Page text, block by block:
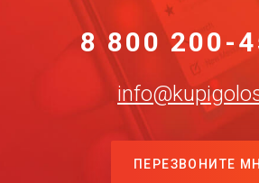
8 800 200-
ПЕРЕЗВОНИТЕ